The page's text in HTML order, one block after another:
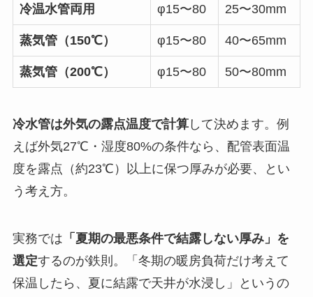
冷温水管両用 φ15〜80 25〜30mm
蒸気管（150℃） φ15〜80 40〜65mm
蒸気管（200℃） φ15〜80 50〜80mm
冷水管は外気の露点温度で計算して決めます。例
えば外気27℃・湿度80%の条件なら、配管表面温
度を露点（約23℃）以上に保つ厚みが必要、とい
う考え方。
実務では 「夏期の最悪条件で結露しない厚み」を
選定するのが鉄則。「冬期の暖房負荷だけ考えて
保温したら、夏に結露で天井が水浸し」というの